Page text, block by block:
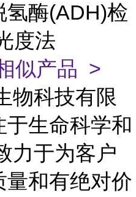
氢酶(ADH)检
度法
似产品 >
物科技有限
生命科学和
力于为客户
和有绝对价